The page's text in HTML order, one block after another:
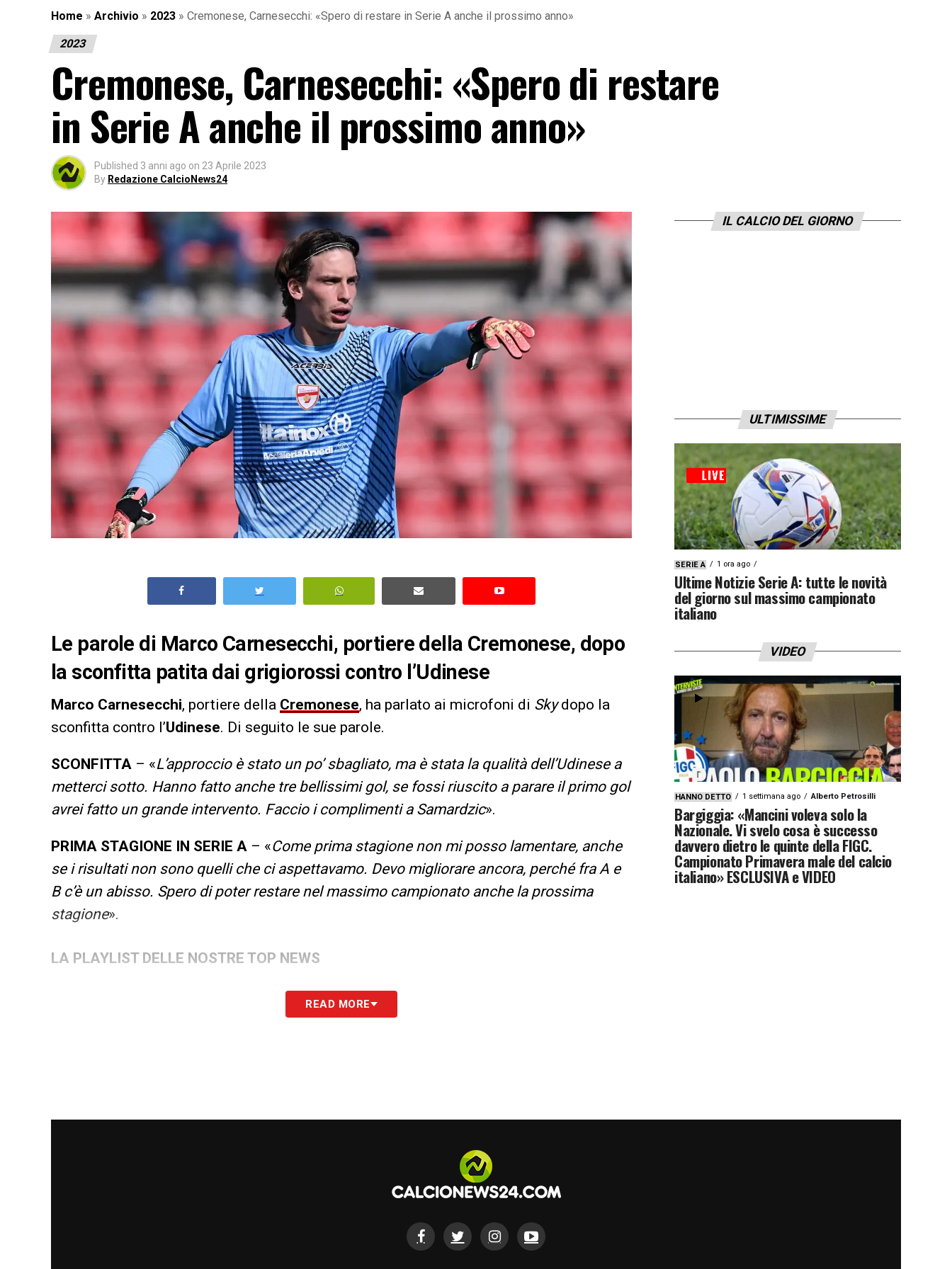
Home » Archivio » 2023 » Cremonese, Carnesecchi: «Spero di restare in Serie A anche il prossimo anno»
2023
Cremonese, Carnesecchi: «Spero di restare
in Serie A anche il prossimo anno»
Published 3 anni ago on 23 Aprile 2023
By Redazione CalcioNews24
Le parole di Marco Carnesecchi, portiere della Cremonese, dopo
la sconfitta patita dai grigiorossi contro l’Udinese
Marco Carnesecchi, portiere della Cremonese, ha parlato ai microfoni di Skydopo la
sconfitta contro l’Udinese. Di seguito le sue parole.
SCONFITTA – «L’approccio è stato un po’ sbagliato, ma è stata la qualità dell’Udinese a
metterci sotto. Hanno fatto anche tre bellissimi gol, se fossi riuscito a parare il primo gol
avrei fatto un grande intervento. Faccio i complimenti a Samardzic».
PRIMA STAGIONE IN SERIE A – «Come prima stagione non mi posso lamentare, anche
se i risultati non sono quelli che ci aspettavamo. Devo migliorare ancora, perché fra A e
B c’è un abisso. Spero di poter restare nel massimo campionato anche la prossima
stagione».
LA PLAYLIST DELLE NOSTRE TOP NEWS
READ MORE
IL CALCIO DEL GIORNO
ULTIMISSIME
SERIE A 1 ora ago
Ultime Notizie Serie A: tutte le novità
del giorno sul massimo campionato
italiano
VIDEO
HANNO DETTO 1 settimana ago Alberto Petrosilli
Bargiggia: «Mancini voleva solo la
Nazionale. Vi svelo cosa è successo
davvero dietro le quinte della FIGC.
Campionato Primavera male del calcio
italiano» ESCLUSIVA e VIDEO